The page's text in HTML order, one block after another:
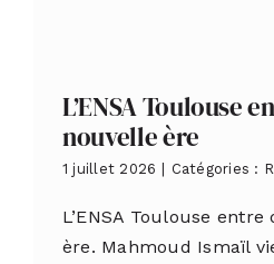
L’ENSA Toulouse
nouvelle ère
1 juillet 2026 | Catégories :
L’ENSA Toulouse
ère. Mahmoud Ismaïl